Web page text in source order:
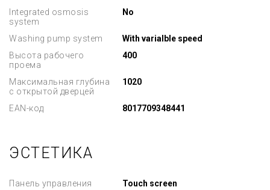
Integrated osmosis
system
No
Washing pump system
With varialble speed
Высота рабочего
проема
400
Максимальная глубина
с открытой дверцей
1020
EAN-код 8017709348441
ЭСТЕТИКА
Панель управления Touch screen